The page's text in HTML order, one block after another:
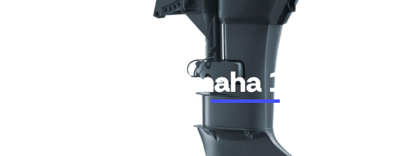
Yamaha 15hk